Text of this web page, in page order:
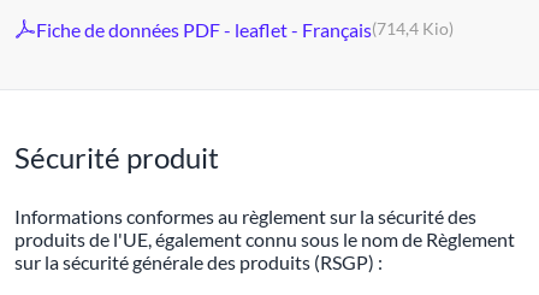
Fiche de données PDF - leaflet - Français(714,4 Kio)
Sécurité produit
Informations conformes au règlement sur la sécurité des
produits de l'UE, également connu sous le nom de Règlement
sur la sécurité générale des produits (RSGP) :